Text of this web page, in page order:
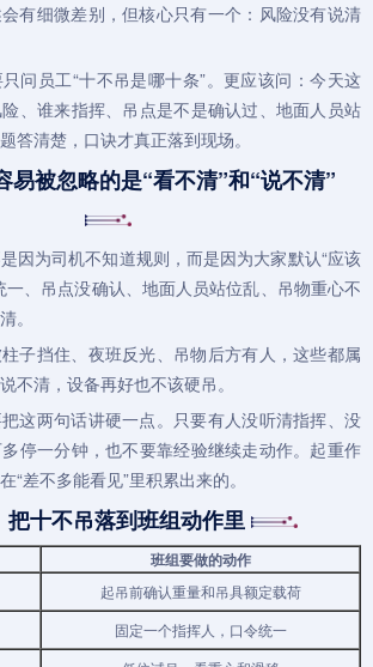
有细微差别，但核心只有一个：风险没有说清
问员工“十不吊是哪十条”。更应该问：今天这
、谁来指挥、吊点是不是确认过、地面人员站
答清楚，口诀才真正落到现场。
易被忽略的是“看不清”和“说不清”
因为司机不知道规则，而是因为大家默认“应该
一、吊点没确认、地面人员站位乱、吊物重心不
。
子挡住、夜班反光、吊物后方有人，这些都属
不清，设备再好也不该硬吊。
这两句话讲硬一点。只要有人没听清指挥、没
停一分钟，也不要靠经验继续走动作。起重作
“差不多能看见”里积累出来的。
把十不吊落到班组动作里
班组要做的动作
起吊前确认重量和吊具额定载荷
固定一个指挥人，口令统一